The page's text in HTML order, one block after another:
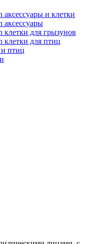
и клетки
аксессуары
клетки для грызунов
клетки для птиц
и птиц